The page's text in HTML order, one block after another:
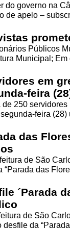
do governo na
de apelo –
Públicos
Municipal;
em
feira
de 250
feira (28)
das
de São
“Parada das
´Parada
de São
desfile da